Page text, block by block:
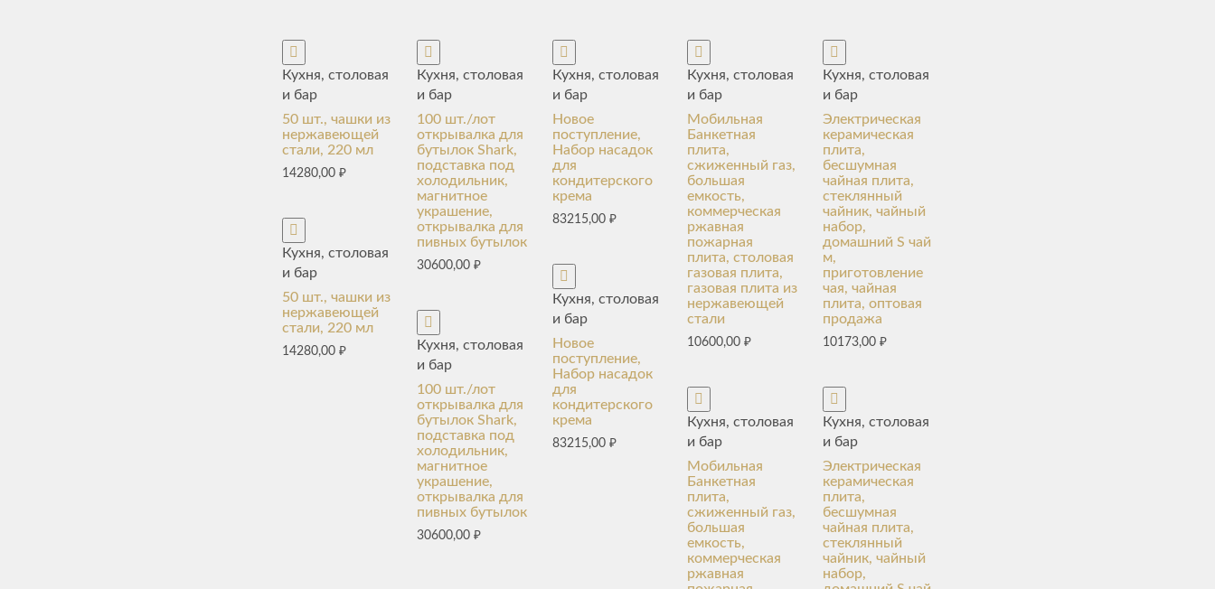
Кухня, столовая
и бар
50 шт., чашки из
нержавеющей
стали, 220 мл
14280,00 ₽
Кухня, столовая
и бар
50 шт., чашки из
нержавеющей
стали, 220 мл
14280,00 ₽
Кухня, столовая
и бар
100 шт./лот
открывалка для
бутылок Shark,
подставка под
холодильник,
магнитное
украшение,
открывалка для
пивных бутылок
30600,00₽
Кухня, столовая
и бар
100 шт./лот
открывалка для
бутылок Shark,
подставка под
холодильник,
магнитное
украшение,
открывалка для
пивных бутылок
30600,00₽
Кухня, столовая
и бар
Новое
поступление,
Набор насадок
для
кондитерского
крема
83215,00 ₽
Кухня, столовая
и бар
Новое
поступление,
Набор насадок
для
кондитерского
крема
83215,00 ₽
Кухня, столовая
и бар
Мобильная
Банкетная
плита,
сжиженный газ,
большая
емкость,
коммерческая
ржавная
пожарная
плита, столовая
газовая плита,
газовая плита из
нержавеющей
стали
10600,00₽
Кухня, столовая
и бар
Мобильная
Банкетная
плита,
сжиженный газ,
большая
емкость,
коммерческая
ржавная
Кухня, столовая
и бар
Электрическая
керамическая
плита,
бесшумная
чайная плита,
стеклянный
чайник, чайный
набор,
домашний S чай
м,
приготовление
чая, чайная
плита, оптовая
продажа
10173,00 ₽
Кухня, столовая
и бар
Электрическая
керамическая
плита,
бесшумная
чайная плита,
стеклянный
чайник, чайный
набор,